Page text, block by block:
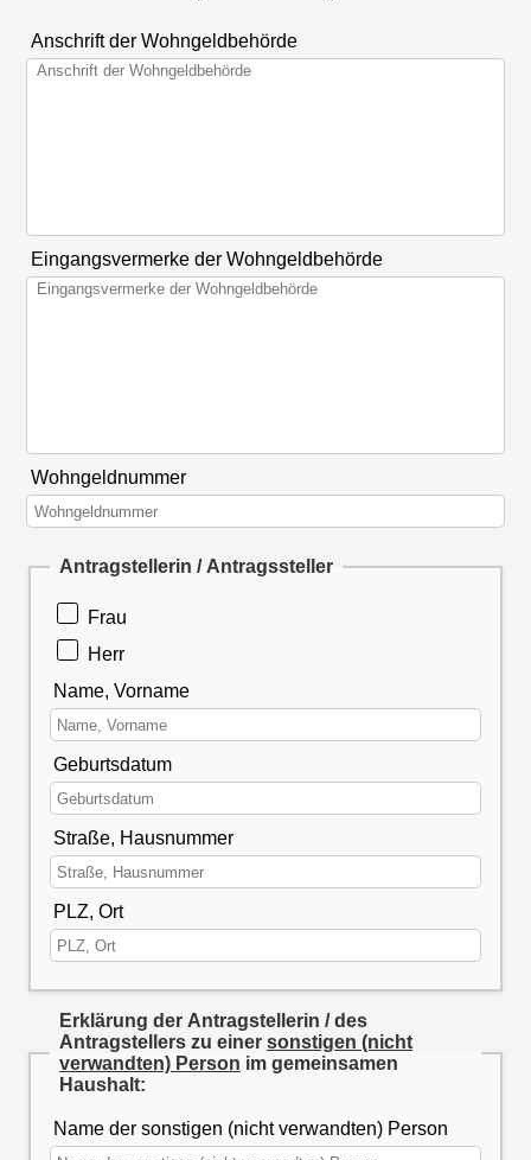
Anschrift der Wohngeldbehörde
Eingangsvermerke der Wohngeldbehörde
Wohngeldnummer
Antragstellerin / Antragssteller
Frau
Herr
Name, Vorname
Geburtsdatum
Straße, Hausnummer
PLZ, Ort
Erklärung der Antragstellerin / des
Antragstellers zu einer sonstigen (nicht
verwandten) Person im gemeinsamen
Haushalt:
Name der sonstigen (nicht verwandten) Person